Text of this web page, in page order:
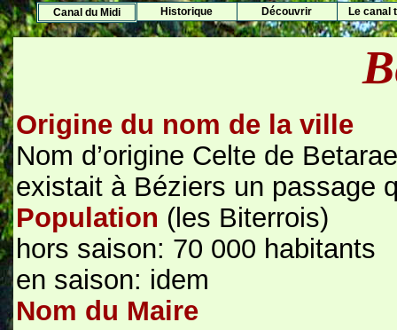
Canal du Midi Historique Découvrir Le canal
Origine du nom de la ville
Nom d’origine Celte de
existait à Béziers un passage
Population (les Biterrois)
hors saison: 70 000 habitants
en saison: idem
Nom du Maire